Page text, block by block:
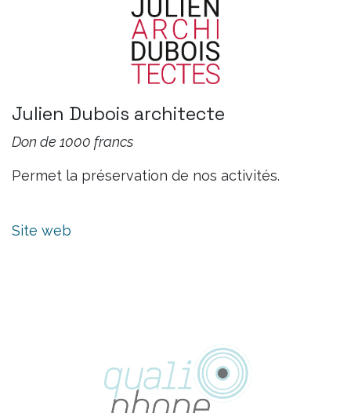
Julien Dubois architecte
Don de 1000 francs
Permet la préservation de nos activités.
Site web